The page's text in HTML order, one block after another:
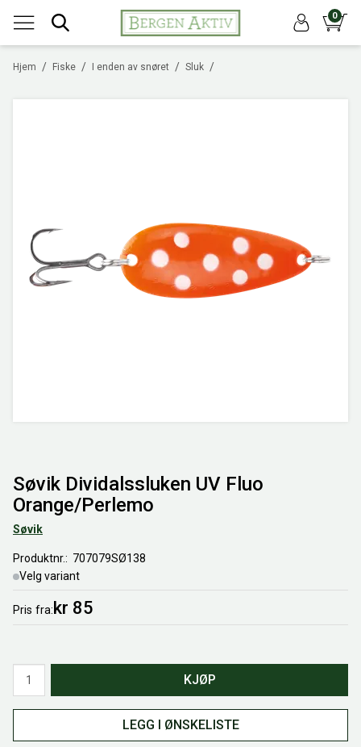
0
/
Hjem /
Fiske /
I enden av snøret /
Sluk
Søvik Dividalssluken UV Fluo
Orange/Perlemo
Søvik
Produktnr.
707079SØ138
Velg variant
Pris fra kr 85
KJØP
LEGG I ØNSKELISTE